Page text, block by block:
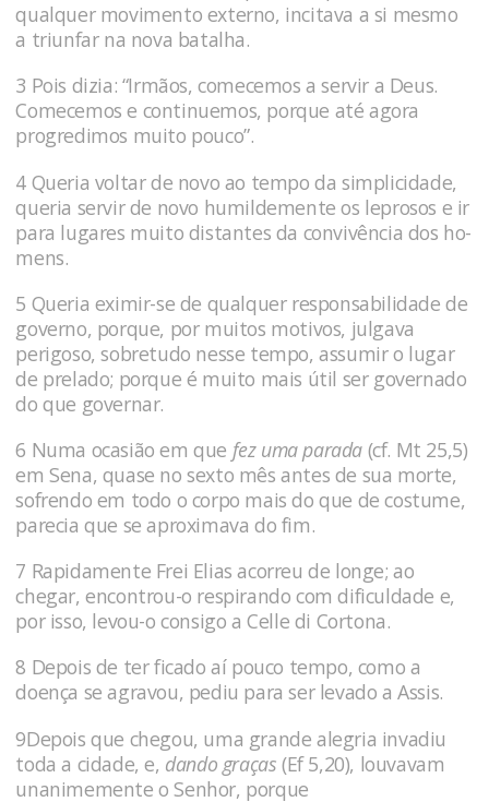
qualquer movimento externo, incitava a si mesmo
a triunfar na nova batalha.
3 Pois dizia: “Irmãos, comece­mos a servir a Deus.
Comecemos e continuemos, porque até ago­ra
progredimos muito pouco”.
4 Queria voltar de novo ao tempo da simplicidade,
queria servir de novo humildemente os leprosos e ir
para lugares muito distantes da convivência dos ho­
mens.
5 Queria eximir-se de qualquer responsabilidade de
go­verno, porque, por muitos motivos, julgava
perigoso, sobretudo nesse tempo, assumir o lugar
de prelado; porque é muito mais útil ser governado
do que governar.
6 Numa ocasião em que fez uma parada (cf. Mt 25,5)
em Sena, quase no sexto mês antes de sua morte,
sofrendo em todo o corpo mais do que de costume,
parecia que se aproximava do fim.
7 Ra­pidamente Frei Elias acorreu de longe; ao
chegar, encontrou-o res­pirando com dificuldade e,
por isso, levou-o consigo a Celle di Cortona.
8 Depois de ter ficado aí pouco tempo, como a
doença se agravou, pediu para ser levado a Assis.
9Depois que chegou, uma grande ale­gria invadiu
toda a cidade, e, dando graças(Ef 5,20), louvavam
unanimemente o Senhor, porque